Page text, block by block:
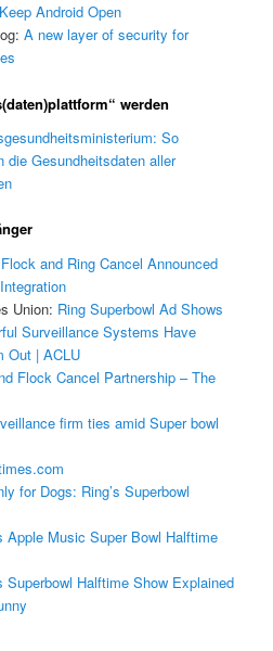
Keep Android Open
A new layer of security for
werden
So
die Gesundheitsdaten aller
Flock and Ring Cancel Announced
Union: Ring Superbowl Ad Shows
Surveillance Systems Have
Out | ACLU
Flock Cancel Partnership – The
firm ties amid Super bowl
for Dogs: Ring’s Superbowl
Apple Music Super Bowl Halftime
Superbowl Halftime Show Explained